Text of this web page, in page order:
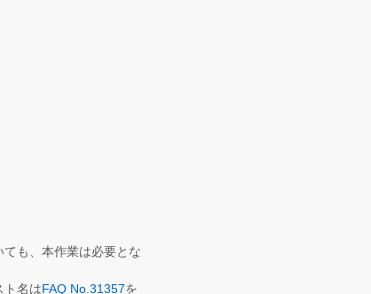
も、本作業は必要とな
ト名はFAQ No.31357を